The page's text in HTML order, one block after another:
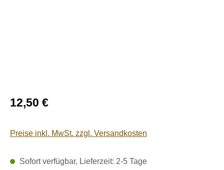
Regulärer Preis:
12,50 €
Preise inkl. MwSt. zzgl. Versandkosten
Sofort verfügbar, Lieferzeit: 2-5 Tage